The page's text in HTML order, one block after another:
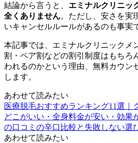
結論から言うと、 エミナルクリニッ
全くありません。ただし、安さを実
いキャンセルルールがあるのも事実
本記事では、エミナルクリニックメ
割・ペア割などの割引制度はもちろ
われるのかという理由、無料カウン
します。
あわせて読みたい
医療脱毛おすすめランキング11選｜
どこがいい・全身料金が安い・効果
の口コミの辛口比較と失敗しない選
あわせて読みたい